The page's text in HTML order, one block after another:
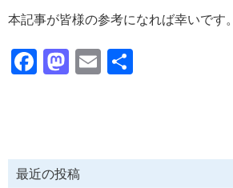
本記事が皆様の参考になれば幸いです。
Facebook
Mastodon
Email
最近の投稿